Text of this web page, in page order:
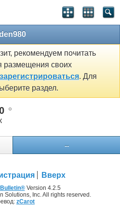
рекомендуем почитать
размещения своих
зарегистрироваться. Для
раздел.
...
Вверх
Version 4.2.5
Solutions, Inc. All rights reserved.
zCarot